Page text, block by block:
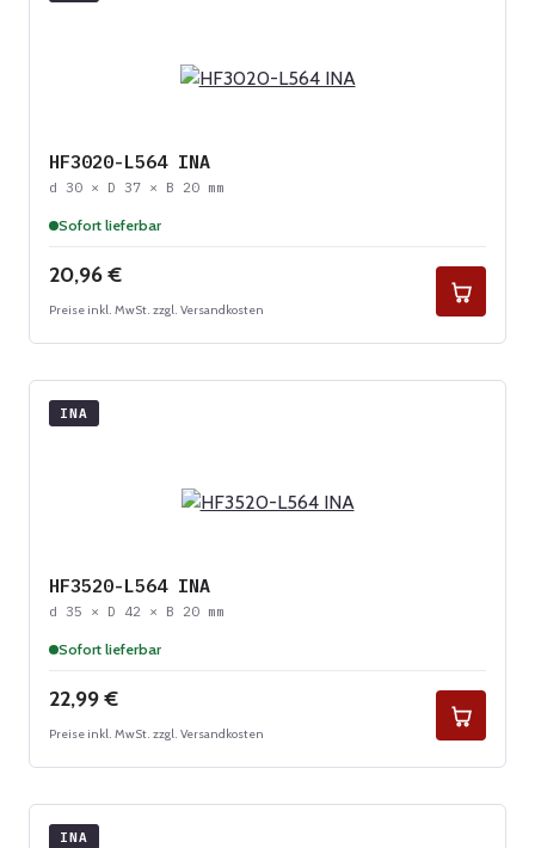
HF3020-L564 INA
d 30 × D 37 × B 20 mm
Sofort lieferbar
Regulärer Preis:
20,96 €
Preise inkl. MwSt. zzgl. Versandkosten
INA
HF3520-L564 INA
d 35 × D 42 × B 20 mm
Sofort lieferbar
Regulärer Preis:
22,99 €
Preise inkl. MwSt. zzgl. Versandkosten
INA